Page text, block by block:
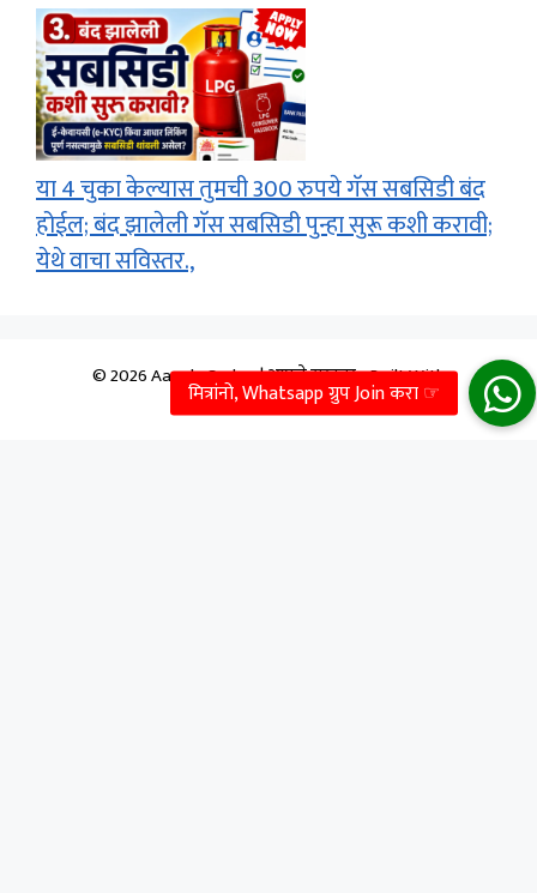
या 4 चुका केल्यास तुमची 300 रुपये गॅस सबसिडी बंद
होईल; बंद झालेली गॅस सबसिडी पुन्हा सुरू कशी करावी;
येथे वाचा सविस्तर.,
© 2026 Aapale Sarkar | आपले सरकार• Built With
GeneratePress